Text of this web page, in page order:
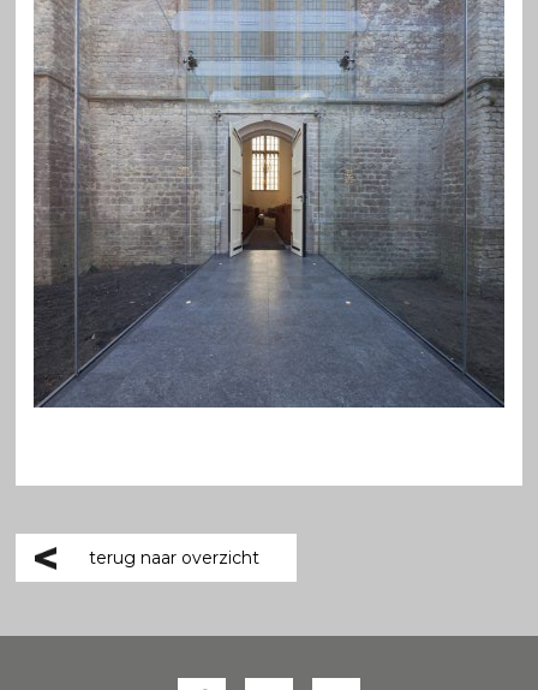
terug naar overzicht